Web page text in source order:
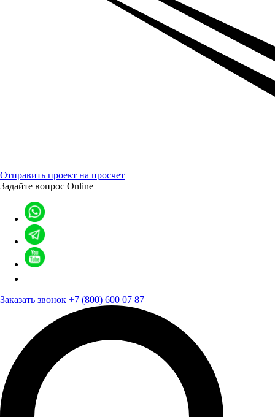
Отправить проект на просчет
Задайте вопрос Online
Заказать звонок +7 (800) 600 07 87